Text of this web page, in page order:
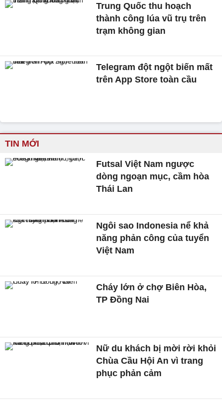
Trung Quốc thu hoạch
thành công lúa vũ trụ trên
trạm không gian
Telegram đột ngột biến mất
trên App Store toàn cầu
TIN MỚI
Futsal Việt Nam ngược
dòng ngoạn mục, cầm hòa
Thái Lan
Ngôi sao Indonesia nể khả
năng phản công của tuyển
Việt Nam
Cháy lớn ở chợ Biên Hòa,
TP Đồng Nai
Nữ du khách bị mời rời khỏi
Chùa Cầu Hội An vì trang
phục phản cảm